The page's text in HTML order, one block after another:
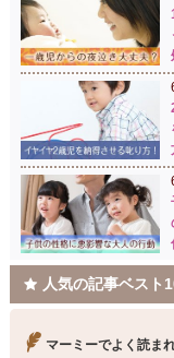
人気の記事ベスト
マーミーでよく読ま